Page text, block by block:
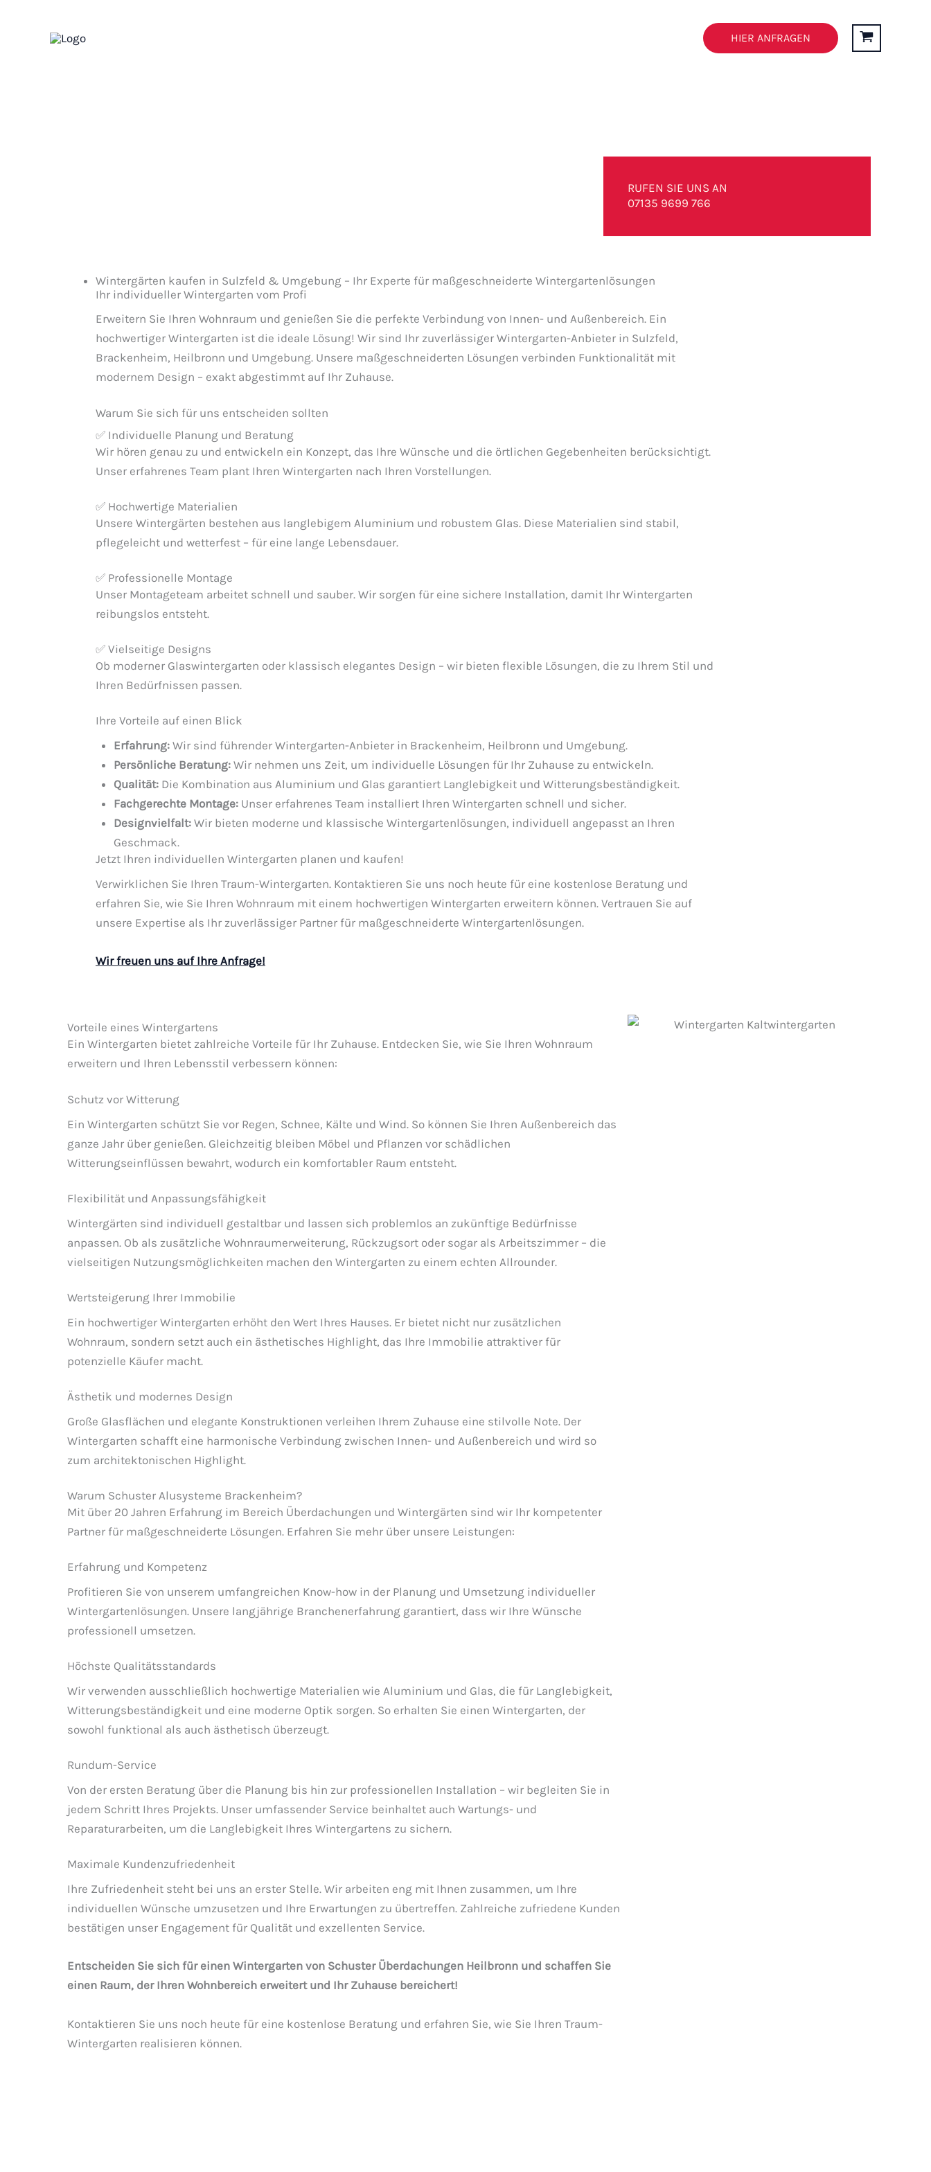
HIER ANFRAGEN
RUFEN SIE UNS AN
07135 9699 766
Wintergärten kaufen in Sulzfeld & Umgebung – Ihr Experte für maßgeschneiderte Wintergartenlösungen
Ihr individueller Wintergarten vom Profi
Erweitern Sie Ihren Wohnraum und genießen Sie die perfekte Verbindung von Innen- und Außenbereich. Ein
hochwertiger Wintergarten ist die ideale Lösung! Wir sind Ihr zuverlässiger Wintergarten-Anbieter in Sulzfeld,
Brackenheim, Heilbronn und Umgebung. Unsere maßgeschneiderten Lösungen verbinden Funktionalität mit
modernem Design – exakt abgestimmt auf Ihr Zuhause.
Warum Sie sich für uns entscheiden sollten
✅ Individuelle Planung und Beratung
Wir hören genau zu und entwickeln ein Konzept, das Ihre Wünsche und die örtlichen Gegebenheiten berücksichtigt.
Unser erfahrenes Team plant Ihren Wintergarten nach Ihren Vorstellungen.
✅ Hochwertige Materialien
Unsere Wintergärten bestehen aus langlebigem Aluminium und robustem Glas. Diese Materialien sind stabil,
pflegeleicht und wetterfest – für eine lange Lebensdauer.
✅ Professionelle Montage
Unser Montageteam arbeitet schnell und sauber. Wir sorgen für eine sichere Installation, damit Ihr Wintergarten
reibungslos entsteht.
✅ Vielseitige Designs
Ob moderner Glaswintergarten oder klassisch elegantes Design – wir bieten flexible Lösungen, die zu Ihrem Stil und
Ihren Bedürfnissen passen.
Ihre Vorteile auf einen Blick
Erfahrung:Wir sind führender Wintergarten-Anbieter in Brackenheim, Heilbronn und Umgebung.
Persönliche Beratung:Wir nehmen uns Zeit, um individuelle Lösungen für Ihr Zuhause zu entwickeln.
Qualität:Die Kombination aus Aluminium und Glas garantiert Langlebigkeit und Witterungsbeständigkeit.
Fachgerechte Montage:Unser erfahrenes Team installiert Ihren Wintergarten schnell und sicher.
Designvielfalt:Wir bieten moderne und klassische Wintergartenlösungen, individuell angepasst an Ihren
Geschmack.
Jetzt Ihren individuellen Wintergarten planen und kaufen!
Verwirklichen Sie Ihren Traum-Wintergarten. Kontaktieren Sie uns noch heute für eine kostenlose Beratung und
erfahren Sie, wie Sie Ihren Wohnraum mit einem hochwertigen Wintergarten erweitern können. Vertrauen Sie auf
unsere Expertise als Ihr zuverlässiger Partner für maßgeschneiderte Wintergartenlösungen.
Wir freuen uns auf Ihre Anfrage!
Vorteile eines Wintergartens
Ein Wintergarten bietet zahlreiche Vorteile für Ihr Zuhause. Entdecken Sie, wie Sie Ihren Wohnraum
erweitern und Ihren Lebensstil verbessern können:
Schutz vor Witterung
Ein Wintergarten schützt Sie vor Regen, Schnee, Kälte und Wind. So können Sie Ihren Außenbereich das
ganze Jahr über genießen. Gleichzeitig bleiben Möbel und Pflanzen vor schädlichen
Witterungseinflüssen bewahrt, wodurch ein komfortabler Raum entsteht.
Flexibilität und Anpassungsfähigkeit
Wintergärten sind individuell gestaltbar und lassen sich problemlos an zukünftige Bedürfnisse
anpassen. Ob als zusätzliche Wohnraumerweiterung, Rückzugsort oder sogar als Arbeitszimmer – die
vielseitigen Nutzungsmöglichkeiten machen den Wintergarten zu einem echten Allrounder.
Wertsteigerung Ihrer Immobilie
Ein hochwertiger Wintergarten erhöht den Wert Ihres Hauses. Er bietet nicht nur zusätzlichen
Wohnraum, sondern setzt auch ein ästhetisches Highlight, das Ihre Immobilie attraktiver für
potenzielle Käufer macht.
Ästhetik und modernes Design
Große Glasflächen und elegante Konstruktionen verleihen Ihrem Zuhause eine stilvolle Note. Der
Wintergarten schafft eine harmonische Verbindung zwischen Innen- und Außenbereich und wird so
zum architektonischen Highlight.
Warum Schuster Alusysteme Brackenheim?
Mit über 20 Jahren Erfahrung im Bereich Überdachungen und Wintergärten sind wir Ihr kompetenter
Partner für maßgeschneiderte Lösungen. Erfahren Sie mehr über unsere Leistungen:
Erfahrung und Kompetenz
Profitieren Sie von unserem umfangreichen Know-how in der Planung und Umsetzung individueller
Wintergartenlösungen. Unsere langjährige Branchenerfahrung garantiert, dass wir Ihre Wünsche
professionell umsetzen.
Höchste Qualitätsstandards
Wir verwenden ausschließlich hochwertige Materialien wie Aluminium und Glas, die für Langlebigkeit,
Witterungsbeständigkeit und eine moderne Optik sorgen. So erhalten Sie einen Wintergarten, der
sowohl funktional als auch ästhetisch überzeugt.
Rundum-Service
Von der ersten Beratung über die Planung bis hin zur professionellen Installation – wir begleiten Sie in
jedem Schritt Ihres Projekts. Unser umfassender Service beinhaltet auch Wartungs- und
Reparaturarbeiten, um die Langlebigkeit Ihres Wintergartens zu sichern.
Maximale Kundenzufriedenheit
Ihre Zufriedenheit steht bei uns an erster Stelle. Wir arbeiten eng mit Ihnen zusammen, um Ihre
individuellen Wünsche umzusetzen und Ihre Erwartungen zu übertreffen. Zahlreiche zufriedene Kunden
bestätigen unser Engagement für Qualität und exzellenten Service.
Entscheiden Sie sich für einen Wintergarten von Schuster Überdachungen Heilbronn und schaffen Sie
einen Raum, der Ihren Wohnbereich erweitert und Ihr Zuhause bereichert!
Kontaktieren Sie uns noch heute für eine kostenlose Beratung und erfahren Sie, wie Sie Ihren Traum-
Wintergarten realisieren können.